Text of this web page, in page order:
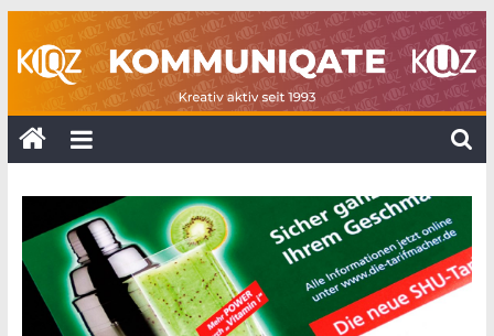
Inhalt
springen
KOMMUNIQATE
KUZ
Jahre